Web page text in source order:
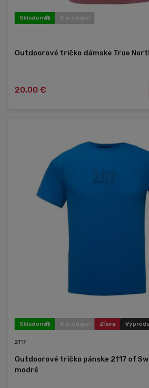
Skladom V predajni
Outdoorové tričko dámske True
20,00 €
Skladom V predajni Zľava
2117
Outdoorové tričko pánske 2117 of
modré